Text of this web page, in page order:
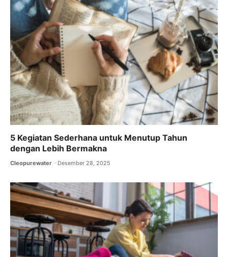
5 Kegiatan Sederhana untuk Menutup Tahun
dengan Lebih Bermakna
Cleopurewater Desember 28, 2025